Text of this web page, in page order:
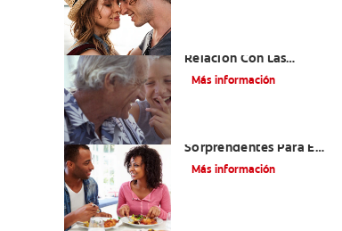
Relación Con Las
Enfermedades Orales Y
Más información
Sorprendentes Para El
Mal Aliento En Los
Más información